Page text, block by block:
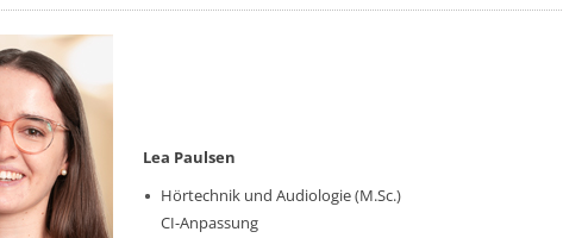
Lea Paulsen
Hör­tech­nik und Au­dio­lo­gie (M.​Sc.)
CI-An­pas­sung